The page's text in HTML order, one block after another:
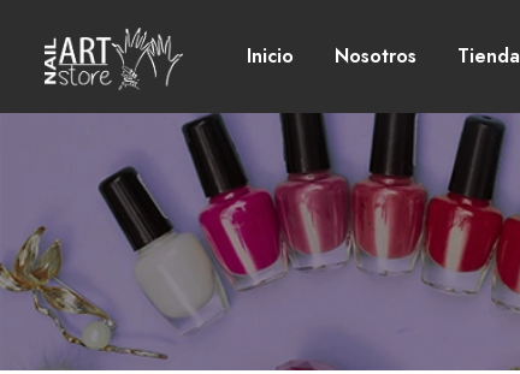
Inicio Nosotros Tienda